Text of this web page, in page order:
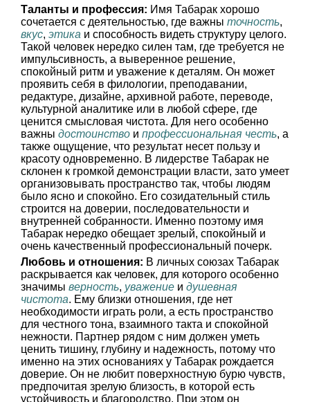
Таланты и профессия: Имя Табарак хорошо
сочетается с деятельностью, где важны точность,
вкус, этика и способность видеть структуру целого.
Такой человек нередко силен там, где требуется не
импульсивность, а выверенное решение,
спокойный ритм и уважение к деталям. Он может
проявить себя в филологии, преподавании,
редактуре, дизайне, архивной работе, переводе,
культурной аналитике или в любой сфере, где
ценится смысловая чистота. Для него особенно
важны достоинство и профессиональная честь, а
также ощущение, что результат несет пользу и
красоту одновременно. В лидерстве Табарак не
склонен к громкой демонстрации власти, зато умеет
организовывать пространство так, чтобы людям
было ясно и спокойно. Его созидательный стиль
строится на доверии, последовательности и
внутренней собранности. Именно поэтому имя
Табарак нередко обещает зрелый, спокойный и
очень качественный профессиональный почерк.
Любовь и отношения: В личных союзах Табарак
раскрывается как человек, для которого особенно
значимы верность, уважение и душевная
чистота. Ему близки отношения, где нет
необходимости играть роли, а есть пространство
для честного тона, взаимного такта и спокойной
нежности. Партнер рядом с ним должен уметь
ценить тишину, глубину и надежность, потому что
именно на этих основаниях у Табарак рождается
доверие. Он не любит поверхностную бурю чувств,
предпочитая зрелую близость, в которой есть
устойчивость и благородство. При этом он